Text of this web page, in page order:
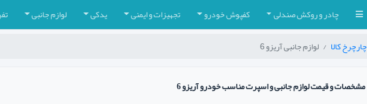
چادر و روکش صندلی کفپوش خودرو تجهیزات و ایمنی یدکی لوازم جانبی
چارچرخ کالا لوازم جانبی آریزو 6
مشخصات و قیمت لوازم جانبی و اسپرت مناسب خودرو آریزو 6